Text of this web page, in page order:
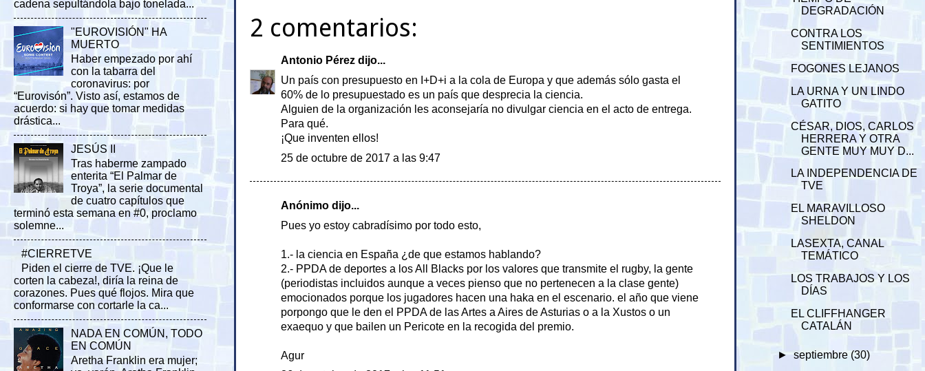
2 comentarios:
Antonio Pérez dijo...
Un país con presupuesto en I+D+i a la cola de Europa y que además sólo gasta el
60% de lo presupuestado es un país que desprecia la ciencia.
Alguien de la organización les aconsejaría no divulgar ciencia en el acto de entrega.
Para qué.
¡Que inventen ellos!
25 de octubre de 2017 a las 9:47
Anónimo dijo...
Pues yo estoy cabradísimo por todo esto,
1.- la ciencia en España ¿de que estamos hablando?
2.- PPDA de deportes a los All Blacks por los valores que transmite el rugby, la gente
(periodistas incluidos aunque a veces pienso que no pertenecen a la clase gente)
emocionados porque los jugadores hacen una haka en el escenario. el año que viene
porpongo que le den el PPDA de las Artes a Aires de Asturias o a la Xustos o un
exaequo y que bailen un Pericote en la recogida del premio.
Agur
cadena sepultándola bajo tonelada...
"EUROVISIÓN" HA
MUERTO
Haber empezado por ahí
con la tabarra del
coronavirus: por
“Eurovisón”. Visto así, estamos de
acuerdo: si hay que tomar medidas
drástica...
JESÚS II
Tras haberme zampado
enterita “El Palmar de
Troya”, la serie documental
de cuatro capítulos que
terminó esta semana en #0, proclamo
solemne...
#CIERRETVE
Piden el cierre de TVE. ¡Que le
corten la cabeza!, diría la reina de
corazones. Pues qué flojos. Mira que
conformarse con cortarle la ca...
NADA EN COMÚN, TODO
EN COMÚN
Aretha Franklin era mujer;
DEGRADACIÓN
CONTRA LOS
SENTIMIENTOS
FOGONES LEJANOS
LA URNA Y UN LINDO
GATITO
CÉSAR, DIOS, CARLOS
HERRERA Y OTRA
GENTE MUY MUY D...
LA INDEPENDENCIA DE
TVE
EL MARAVILLOSO
SHELDON
LASEXTA, CANAL
TEMÁTICO
LOS TRABAJOS Y LOS
DÍAS
EL CLIFFHANGER
CATALÁN
► septiembre (30)